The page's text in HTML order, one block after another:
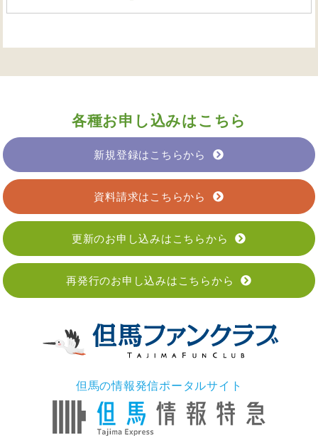
各種お申し込みはこちら
新規登録はこちらから
資料請求はこちらから
更新のお申し込みはこちらから
再発行のお申し込みはこちらから
但馬の情報発信ポータルサイト